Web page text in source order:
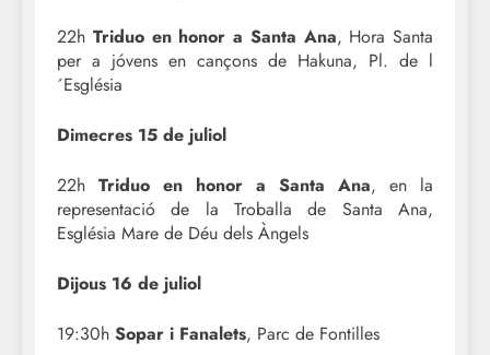
22h Triduo en honor a Santa Ana, Hora Santa
per a jóvens en cançons de Hakuna, Pl. de l
´Església
Dimecres 15 de juliol
22h Triduo en honor a Santa Ana, en la
representació de la Troballa de Santa Ana,
Església Mare de Déu dels Àngels
Dijous 16 de juliol
19:30h Sopar i Fanalets, Parc de Fontilles